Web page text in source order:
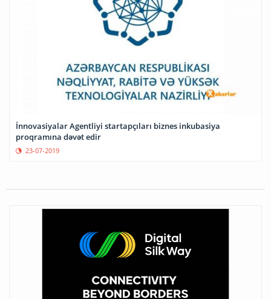
İnnovasiyalar Agentliyi startapçıları biznes inkubasiya
proqramına dəvət edir
23-07-2019